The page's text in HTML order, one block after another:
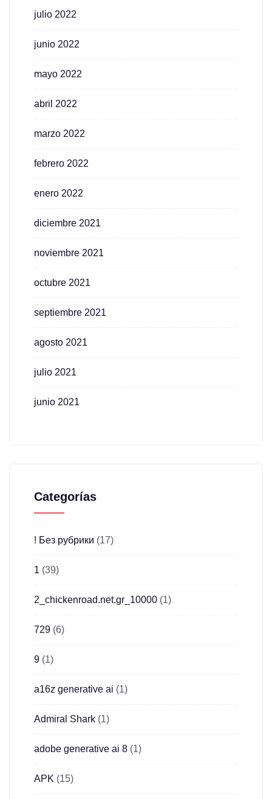
julio 2022
junio 2022
mayo 2022
abril 2022
marzo 2022
febrero 2022
enero 2022
diciembre 2021
noviembre 2021
octubre 2021
septiembre 2021
agosto 2021
julio 2021
junio 2021
Categorías
! Без рубрики (17)
1 (39)
2_chickenroad.net.gr_10000 (1)
729 (6)
9 (1)
a16z generative ai (1)
Admiral Shark (1)
adobe generative ai 8 (1)
APK (15)